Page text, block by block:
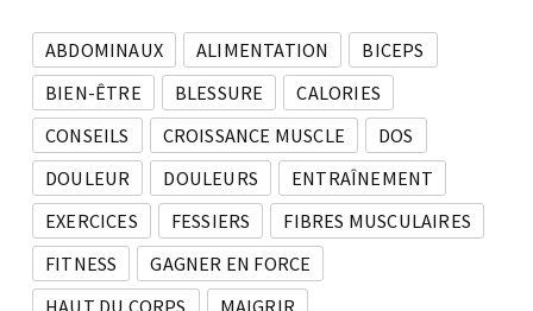
ABDOMINAUX ALIMENTATION
BICEPS
BIEN-ÊTRE
BLESSURE
CALORIES
CONSEILS
CROISSANCE MUSCLE
DOS
DOULEUR
DOULEURS
ENTRAÎNEMENT
EXERCICES
FESSIERS
FIBRES MUSCULAIRES
FITNESS
GAGNER EN FORCE